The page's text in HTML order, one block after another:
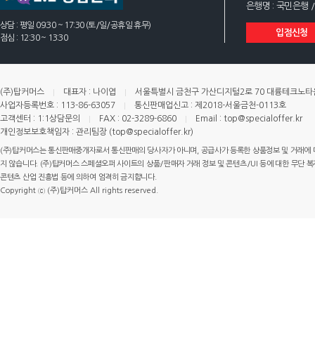
상담 : 평일 09:30 ~ 17:30 (토/일/공휴일 휴무)
점심 : 12:30 ~ 13:30
은행명 : 국민은행
입점신청
(주)탑커머스 대표자 : 나이엽
서울특별시 금천구 가산디지털2로 70 대륭테크노
사업자등록번호 : 113-86-63057
통신판매업신고 : 제2018-서울금천-0113호
고객센터 : 1:1상담문의
FAX : 02-3289-6860
Email : top@specialoffer.kr
개인정보보호책임자 : 관리팀장 (top@specialoffer.kr)
(주)탑커머스는 통신판매중개자로서 통신판매의 당사자가 아니며, 공급사가 등록한 상품정보 및 거래
지 않습니다. (주)탑커머스 스페셜오퍼 사이트의 상품/판매자 거래 정보 및 콘텐츠/UI 등에 대한 무단
콘텐츠 산업 진흥법 등에 의하여 엄격히 금지합니다.
Copyright ⓒ (주)탑커머스 All rights reserved.